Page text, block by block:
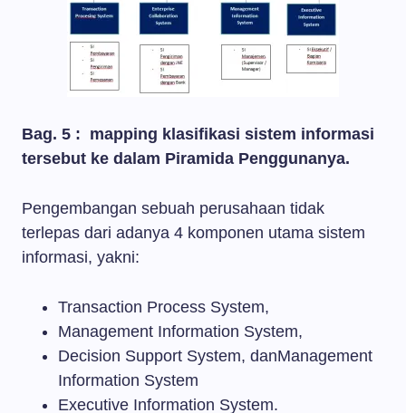
Bag. 5 : mapping klasifikasi sistem informasi
tersebut ke dalam Piramida Penggunanya.
Pengembangan sebuah perusahaan tidak
terlepas dari adanya 4 komponen utama sistem
informasi, yakni:
Transaction Process System,
Management Information System,
Decision Support System, danManagement
Information System
Executive Information System.